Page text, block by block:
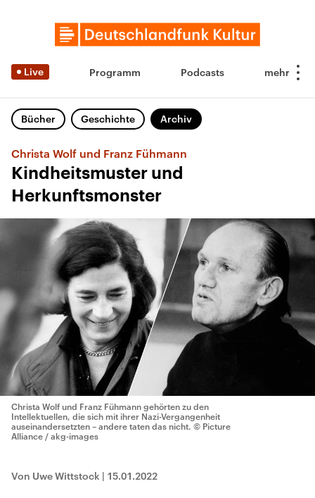
Live Programm Podcasts
Bücher Geschichte Archiv
Christa Wolf und Franz Fühmann
Kindheitsmuster und
Herkunftsmonster
Christa Wolf und Franz Fühmann gehörten zu den
Intellektuellen, die sich mit ihrer Nazi-Vergangenheit
auseinandersetzten – andere taten das nicht. © Picture
Alliance / akg-images
Von Uwe Wittstock | 15.01.2022